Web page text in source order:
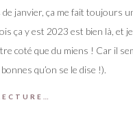
de janvier, ça me fait toujours
ça y est 2023 est bien là, et
coté que du miens ! Car il
qu’on se le dise !).